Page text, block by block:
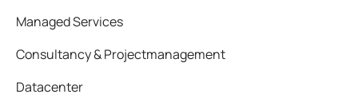
Managed Services
Consultancy & Projectmanagement
Datacenter